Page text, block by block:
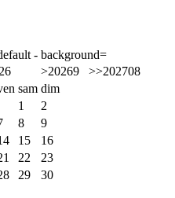
- background=
>20269 >>202708
sam dim
1
2
8
9
15
16
22
23
29
30